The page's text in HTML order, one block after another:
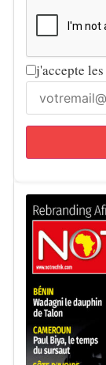
j'accepte les